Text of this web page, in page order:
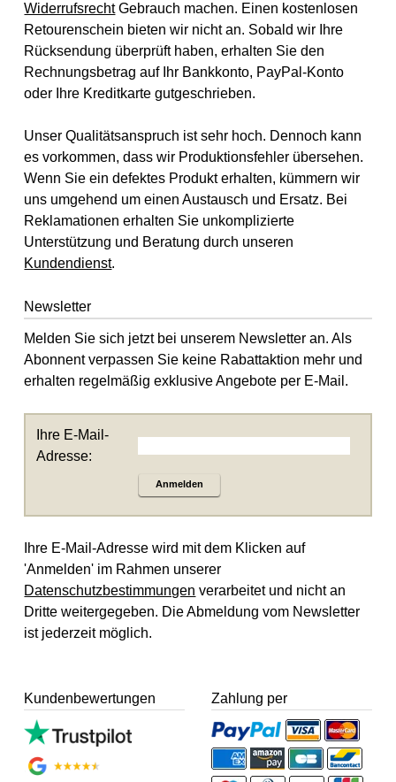
WiderrufsrechtGebrauch machen. Einen kostenlosen
Retourenschein bieten wir nicht an. Sobald wir Ihre
Rücksendung überprüft haben, erhalten Sie den
Rechnungsbetrag auf Ihr Bankkonto, PayPal-Konto
oder Ihre Kreditkarte gutgeschrieben.
Unser Qualitätsanspruch ist sehr hoch. Dennoch kann
es vorkommen, dass wir Produktionsfehler übersehen.
Wenn Sie ein defektes Produkt erhalten, kümmern wir
uns umgehend um einen Austausch und Ersatz. Bei
Reklamationen erhalten Sie unkomplizierte
Unterstützung und Beratung durch unseren
Kundendienst.
Newsletter
Melden Sie sich jetzt bei unserem Newsletter an. Als
Abonnent verpassen Sie keine Rabattaktion mehr und
erhalten regelmäßig exklusive Angebote per E-Mail.
Ihre E-Mail-
Adresse:
Anmelden
Ihre E-Mail-Adresse wird mit dem Klicken auf
'Anmelden' im Rahmen unserer
Datenschutzbestimmungen verarbeitet und nicht an
Dritte weitergegeben. Die Abmeldung vom Newsletter
ist jederzeit möglich.
Kundenbewertungen Zahlung per